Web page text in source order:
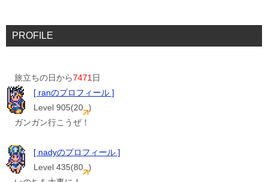
PROFILE
旅立ちの日から7471日
[ ranのプロフィール ]
Level 905(20 )
ガンガン行こうぜ！
[ nadyのプロフィール ]
Level 435(80 )